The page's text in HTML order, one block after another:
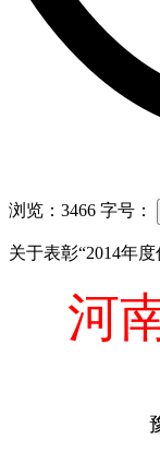
浏览：3466 字号：
关于表彰“2014年
河